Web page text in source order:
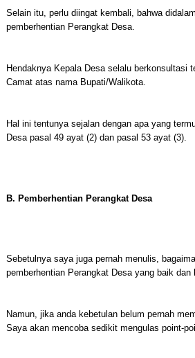
Selain itu, perlu diingat kembali, bahwa
pemberhentian Perangkat Desa.
Hendaknya Kepala Desa selalu berkonsultasi
Camat atas nama Bupati/Walikota.
Hal ini tentunya sejalan dengan apa yang
Desa pasal 49 ayat (2) dan pasal 53 ayat (3).
B. Pemberhentian Perangkat Desa
Sebetulnya saya juga pernah menulis,
pemberhentian Perangkat Desa yang baik dan
Namun, jika anda kebetulan belum pernah
Saya akan mencoba sedikit mengulas point-